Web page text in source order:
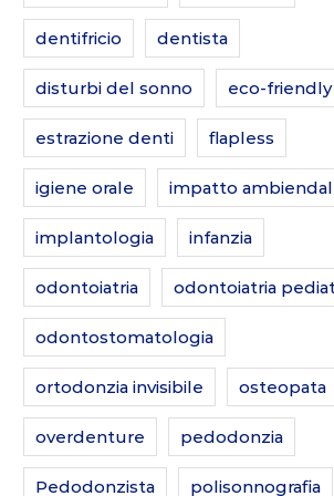
dentifricio dentista
disturbi del sonno eco-friendly
estrazione denti flapless
igiene orale impatto
implantologia infanzia
odontoiatria odontoiatria
odontostomatologia
ortodonzia invisibile osteopata
overdenture pedodonzia
Pedodonzista polisonnografia